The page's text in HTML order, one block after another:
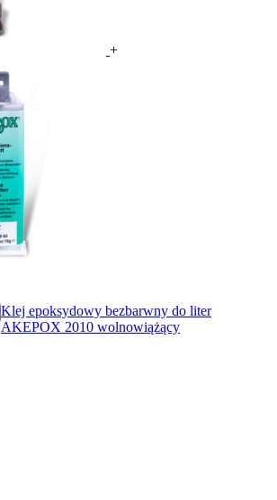
+
Klej epoksydowy bezbarwny do liter
AKEPOX 2010 wolnowiążący